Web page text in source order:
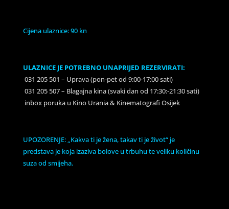
Cijena ulaznice: 90 kn
ULAZNICE JE POTREBNO UNAPRIJED REZERVIRATI:
031 205 501 – Uprava (pon-pet od 9:00-17:00 sati)
031 205 507 – Blagajna kina (svaki dan od 17:30:-21:30 sati)
inbox poruka u Kino Urania & Kinematografi Osijek
UPOZORENJE: „Kakva ti je žena, takav ti je život“ je
predstava je koja izaziva bolove u trbuhu te veliku količinu
suza od smijeha.